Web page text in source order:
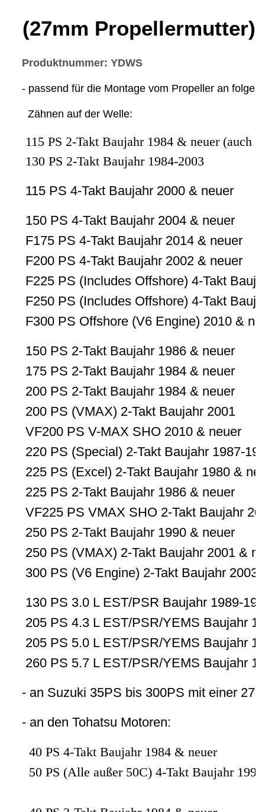
(27mm Propellermutter)
Produktnummer: YDWS
- passend für die Montage vom Propeller an
Zähnen auf der Welle:
115 PS 2-Takt Baujahr 1984 & neuer (auch
130 PS 2-Takt Baujahr 1984-2003
115 PS 4-Takt Baujahr 2000 & neuer
150 PS 4-Takt Baujahr 2004 & neuer
F175 PS 4-Takt Baujahr 2014 & neuer
F200 PS 4-Takt Baujahr 2002 & neuer
F225 PS (Includes Offshore) 4-Takt
F250 PS (Includes Offshore) 4-Takt
F300 PS Offshore (V6 Engine) 2010 &
150 PS 2-Takt Baujahr 1986 & neuer
175 PS 2-Takt Baujahr 1984 & neuer
200 PS 2-Takt Baujahr 1984 & neuer
200 PS (VMAX) 2-Takt Baujahr 2001
VF200 PS V-MAX SHO 2010 & neuer
220 PS (Special) 2-Takt Baujahr 1987-
225 PS (Excel) 2-Takt Baujahr 1980 &
225 PS 2-Takt Baujahr 1986 & neuer
VF225 PS VMAX SHO 2-Takt Baujahr
250 PS 2-Takt Baujahr 1990 & neuer
250 PS (VMAX) 2-Takt Baujahr 2001 &
300 PS (V6 Engine) 2-Takt Baujahr
130 PS 3.0 L EST/PSR Baujahr 1989-
205 PS 4.3 L EST/PSR/YEMS Baujahr
205 PS 5.0 L EST/PSR/YEMS Baujahr
260 PS 5.7 L EST/PSR/YEMS Baujahr
- an Suzuki 35PS bis 300PS mit einer
- an den Tohatsu Motoren:
40 PS 4-Takt Baujahr 1984 & neuer
50 PS (Alle außer 50C) 4-Takt Baujahr